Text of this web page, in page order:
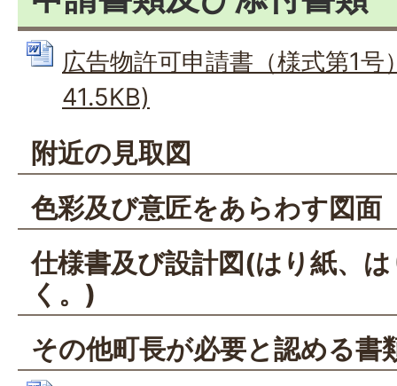
広告物許可申請書（様式第1
41.5KB)
附近の見取図
色彩及び意匠をあらわす図面
仕様書及び設計図(はり紙、
く。)
その他町長が必要と認める書